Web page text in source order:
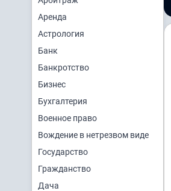
Аренда
Астрология
Банк
Банкротство
Бизнес
Бухгалтерия
Военное право
Вождение в нетрезвом виде
Государство
Гражданство
Дача